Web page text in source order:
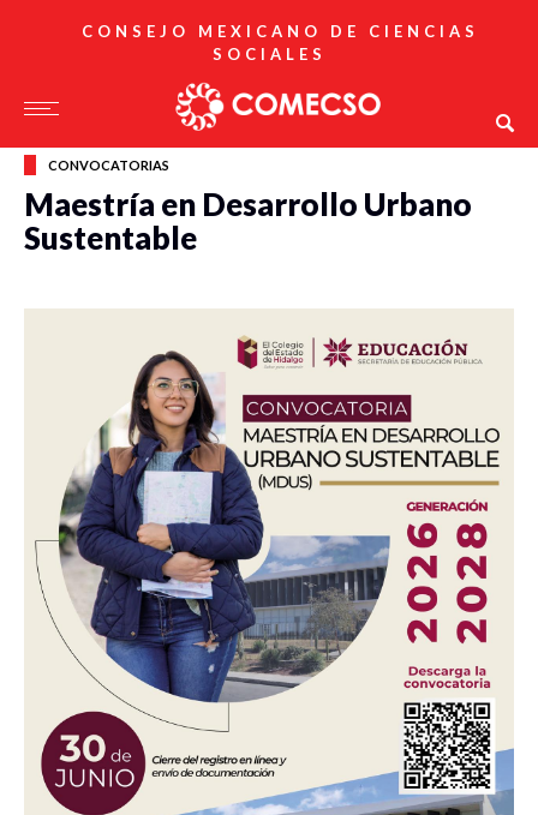
CONSEJO MEXICANO DE CIENCIAS
SOCIALES
CONVOCATORIAS
Maestría en Desarrollo Urbano
Sustentable